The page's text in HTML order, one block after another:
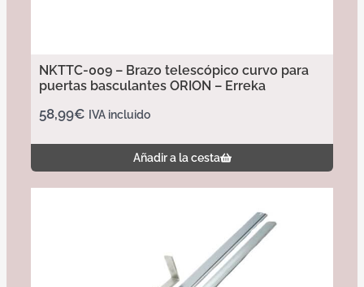
NKTTC-009 – Brazo telescópico curvo para
puertas basculantes ORION – Erreka
58,99€ IVA incluido
Añadir a la cesta